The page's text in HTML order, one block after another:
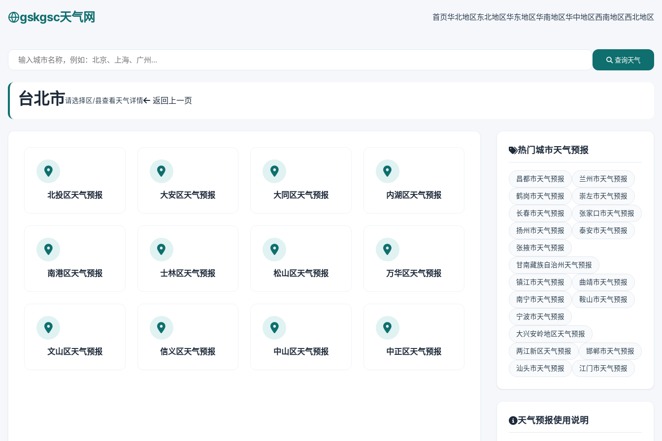
gskgsc天气网 首页华北地区东北地区华东地区华南地区华中地区西南地区西北地区
查询天气
台北市请选择区/县查看天气详情 返回上一页
北投区天气预报 大安区天气预报 大同区天气预报 内湖区天气预报
南港区天气预报 士林区天气预报 松山区天气预报 万华区天气预报
文山区天气预报 信义区天气预报 中山区天气预报 中正区天气预报
热门城市天气预报
昌都市天气预报 兰州市天气预报
鹤岗市天气预报 崇左市天气预报
长春市天气预报 张家口市天气预报
扬州市天气预报 泰安市天气预报
张掖市天气预报
甘南藏族自治州天气预报
镇江市天气预报 曲靖市天气预报
南宁市天气预报 鞍山市天气预报
宁波市天气预报
大兴安岭地区天气预报
两江新区天气预报 邯郸市天气预报
汕头市天气预报 江门市天气预报
天气预报使用说明